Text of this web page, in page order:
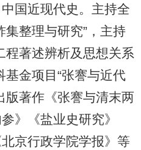
国近现代史。主持全
集整理与研究”，主持
程著述辨析及思想关系
基金项目“张謇与近代
版著作《张謇与清末两
》《盐业史研究》
京行政学院学报》等